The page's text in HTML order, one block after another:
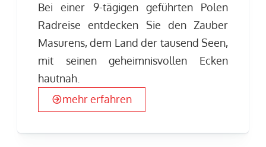
Bei einer 9-tägigen geführten Polen
Radreise entdecken Sie den Zauber
Masurens, dem Land der tausend Seen,
mit seinen geheimnisvollen Ecken
hautnah.
mehr erfahren